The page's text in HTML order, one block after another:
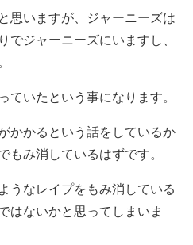
思いますが、ジャーニーズは
でジャーニーズにいますし、
ていたという事になります。
かかるという話をしているか
もみ消しているはずです。
うなレイプをもみ消している
はないかと思ってしまいま